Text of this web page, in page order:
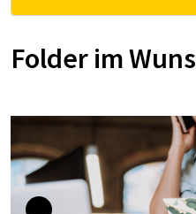
Folder im